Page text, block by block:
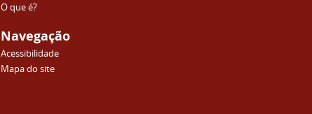
O que é?
Navegação
Acessibilidade
Mapa do site